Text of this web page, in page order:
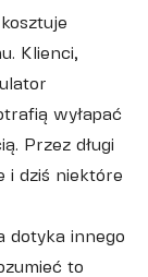
Klienci,
wyłapać
Przez długi
i dziś niektóre
dotyka innego
to